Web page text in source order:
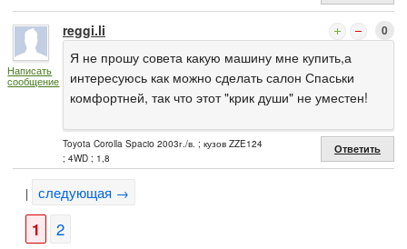
Написать
сообщение
reggi.li 0
Я не прошу совета какую машину мне купить,а
интересуюсь как можно сделать салон Спаськи
комфортней, так что этот "крик души" не уместен!
Toyota Corolla Spacio 2003г./в. ; кузов ZZE124
; 4WD ; 1,8
Ответить
| следующая →
1 2